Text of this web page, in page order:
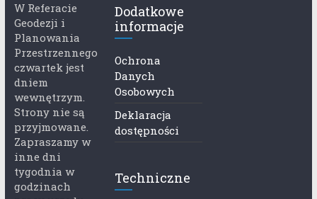
W Referacie
Geodezji i
Planowania
Przestrzennego
czwartek jest
dniem
wewnętrzym.
Strony nie są
przyjmowane.
Zapraszamy w
inne dni
tygodnia w
godzinach
Dodatkowe
informacje
Ochrona
Danych
Osobowych
Deklaracja
dostępności
Techniczne